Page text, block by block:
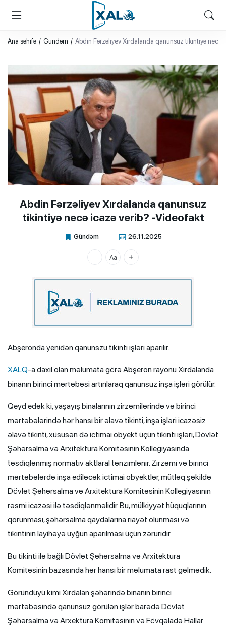
XALQ.ONLINE
ONLAYN PLATFORMA
Ana səhifə Gündəm Abdin Fərzəliyev Xırdalanda qanunsuz tikintiyə necə
Abdin Fərzəliyev Xırdalanda qanunsuz
tikintiyə necə icazə verib? -Videofakt
Gündəm 26.11.2025
Xalq.Online
Abşeronda yenidən qanunszu tikinti işləri aparılır.
XALQ-a daxil olan məlumata görə Abşeron rayonu Xırdalanda
binanın birinci mərtəbəsi artırılaraq qanunsuz inşa işləri görülür.
Qeyd edək ki, yaşayış binalarının zirzəmilərində və birinci
mərtəbələrində hər hansı bir əlavə tikinti, inşa işləri icazəsiz
əlavə tikinti, xüsusən də ictimai obyekt üçün tikinti işləri, Dövlət
Şəhərsalma və Arxitektura Komitəsinin Kollegiyasında
təsdiqlənmiş normativ aktlaral tənzimlənir. Zirzəmi və birinci
mərtəbələrdə inşa ediləcək ictimai obyektlər, mütləq şəkildə
Dövlət Şəhərsalma və Arxitektura Komitəsinin Kollegiyasının
rəsmi icazəsi ilə təsdiqlənməlidir. Bu, mülkiyyət hüquqlarının
qorunması, şəhərsalma qaydalarına riayət olunması və
tikintinin layihəyə uyğun aparılması üçün zəruridir.
Bu tikinti ilə bağlı Dövlət Şəhərsalma və Arxitektura
Komitəsinin bazasında hər hansı bir məlumata rast gəlmədik.
Göründüyü kimi Xırdalan şəhərində binanın birinci
mərtəbəsində qanunsuz görülən işlər barədə Dövlət
Şəhərsalma və Arxektura Komitəsinin və Fövqəladə Hallar